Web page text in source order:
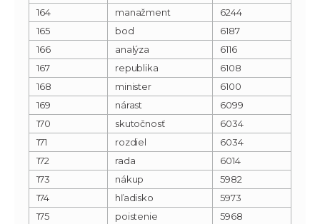
164
manažment
6244
165
bod
6187
166
analýza
6116
167
republika
6108
168
minister
6100
169
nárast
6099
170
skutočnosť
6034
171
rozdiel
6034
172
rada
6014
173
nákup
5982
174
hľadisko
5973
175
poistenie
5968